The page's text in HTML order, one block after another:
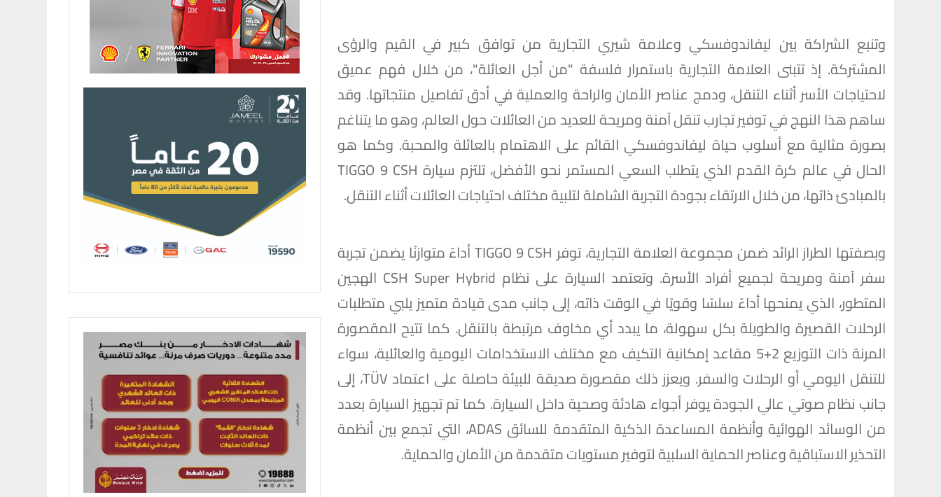
وتنبع الشراكة بين ليفاندوفسكي وعلامة شيري التجارية من توافق كبير في القيم والرؤى
المشتركة. إذ تتبنى العلامة التجارية باستمرار فلسفة "من أجل العائلة"، من خلال فهم عميق
لاحتياجات الأسر أثناء التنقل، ودمج عناصر الأمان والراحة والعملية في أدق تفاصيل منتجاتها. وقد
ساهم هذا النهج في توفير تجارب تنقل آمنة ومريحة للعديد من العائلات حول العالم، وهو ما يتناغم
بصورة مثالية مع أسلوب حياة ليفاندوفسكي القائم على الاهتمام بالعائلة والمحبة. وكما هو
الحال في عالم كرة القدم الذي يتطلب السعي المستمر نحو الأفضل، تلتزم سيارة TIGGO 9 CSH
بالمبادئ ذاتها، من خلال الارتقاء بجودة التجربة الشاملة لتلبية مختلف احتياجات العائلات أثناء التنقل.
وبصفتها الطراز الرائد ضمن مجموعة العلامة التجارية، توفر TIGGO 9 CSH أداءً متوازنًا يضمن تجربة
سفر آمنة ومريحة لجميع أفراد الأسرة. وتعتمد السيارة على نظام CSH Super Hybrid الهجين
المتطور، الذي يمنحها أداءً سلسًا وقويًا في الوقت ذاته، إلى جانب مدى قيادة متميز يلبي متطلبات
الرحلات القصيرة والطويلة بكل سهولة، ما يبدد أي مخاوف مرتبطة بالتنقل. كما تتيح المقصورة
المرنة ذات التوزيع 2+5 مقاعد إمكانية التكيف مع مختلف الاستخدامات اليومية والعائلية، سواء
للتنقل اليومي أو الرحلات والسفر. ويعزز ذلك مقصورة صديقة للبيئة حاصلة على اعتماد TÜV، إلى
جانب نظام صوتي عالي الجودة يوفر أجواء هادئة وصحية داخل السيارة. كما تم تجهيز السيارة بعدد
من الوسائد الهوائية وأنظمة المساعدة الذكية المتقدمة للسائق ADAS، التي تجمع بين أنظمة
التحذير الاستباقية وعناصر الحماية السلبية لتوفير مستويات متقدمة من الأمان والحماية.